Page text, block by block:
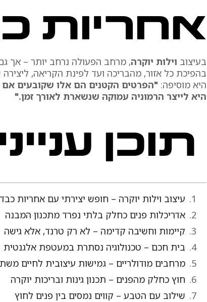
אחריות
בעיצוב וילות יוקרה, מרחב הפעולה נרחב יותר – אך
בהפיכת כל אזור, מהבריכה ועד לפינת הקריאה,
היא מוסיפה: "הפרטים הקטנים הם אלו שקובעים אם
היא לייצר הרמוניה עמוקה שנשארת לאורך זמן."
תוכן
עיצוב וילות יוקרה – חופש יצירתי עם אחריות
אדריכלות פנים כחלק בלתי נפרד מתכנון המבנה
קיימות וחשיבה קדימה – לא רק טרנד, אלא גישה
בית חכם – טכנולוגיה נסתרת במעטפת אלגנטית
מרחבים מודולריים – גמישות עיצובית לחיים
חוץ כחלק מהפנים – תכנון גינות ובריכות יוקרה
שילוב עם הטבע – קווים נמסים בין פנים לחוץ